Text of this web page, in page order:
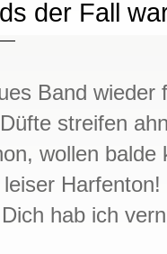
der Fall
Band wieder
streifen
wollen balde
Harfenton!
hab ich